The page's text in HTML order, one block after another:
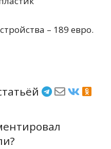
– 189 евро.